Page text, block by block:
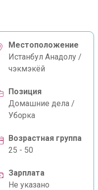
Местоположение
Истанбул Анадолу /
чэкмэкёй
Позиция
Домашние дела /
Уборка
Возрастная группа
25 - 50
Зарплата
Не указано